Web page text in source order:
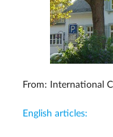
From: International
English articles: